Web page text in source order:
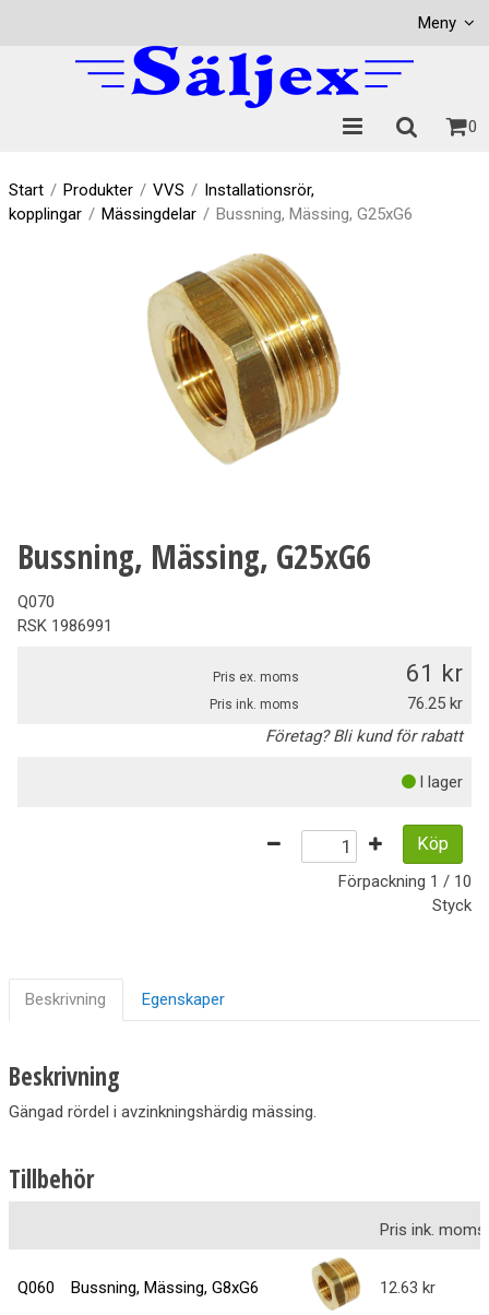
Meny
0
Start / Produkter / VVS / Installationsrör,
kopplingar / Mässingdelar / Bussning, Mässing, G25xG6
Bussning, Mässing, G25xG6
Q070
RSK 1986991
Pris ex. moms 61
Pris ink. moms
76.25
Företag? Bli kund för rabatt
I lager
Köp
Förpackning 1 / 10
Styck
Beskrivning Egenskaper
Beskrivning
Gängad rördel i avzinkningshärdig mässing.
Tillbehör
Pris ink. moms
Q060 Bussning, Mässing, G8xG6 12.63